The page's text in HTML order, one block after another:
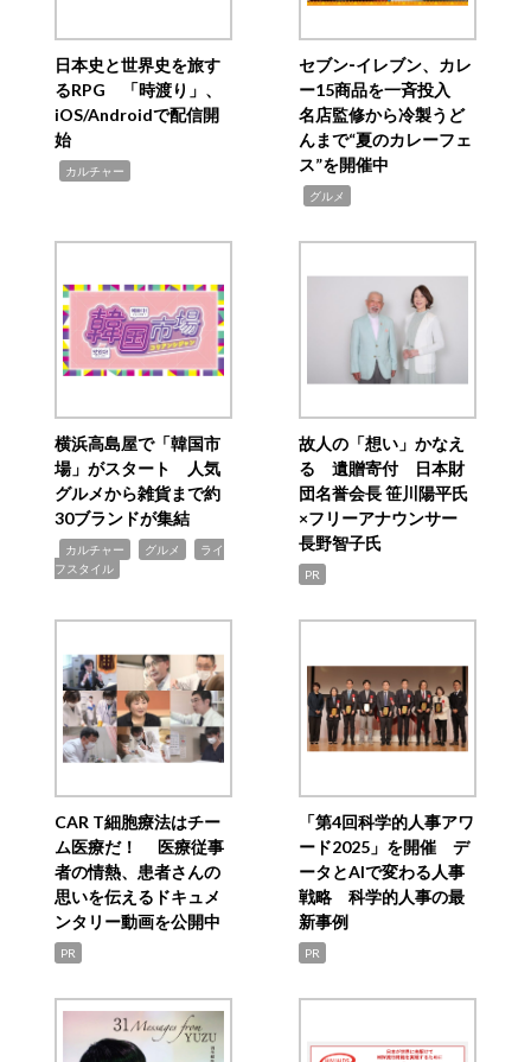
日本史と世界史を旅す
るRPG 「時渡り」、
iOS/Androidで配信開
始
カルチャー
セブン‐イレブン、カレ
ー15商品を一斉投入
名店監修から冷製うど
んまで“夏のカレーフェ
ス”を開催中
グルメ
横浜高島屋で「韓国市
場」がスタート 人気
グルメから雑貨まで約
30ブランドが集結
カルチャー グルメ
ライ
フスタイル
故人の「想い」かなえ
る 遺贈寄付 日本財
団名誉会長 笹川陽平氏
×フリーアナウンサー
長野智子氏
PR
CAR T細胞療法はチー
ム医療だ！ 医療従事
者の情熱、患者さんの
思いを伝えるドキュメ
ンタリー動画を公開中
PR
「第4回科学的人事アワ
ード2025」を開催 デ
ータとAIで変わる人事
戦略 科学的人事の最
新事例
PR